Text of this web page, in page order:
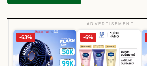
ADVERTISEMENT
-63% -6%